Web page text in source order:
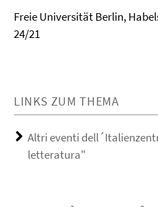
Freie Universität Berlin,
24/21
LINKS ZUM THEMA
Altri eventi
letteratura"